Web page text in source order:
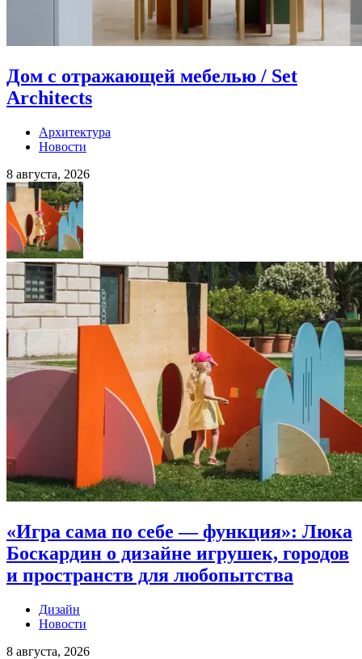
Дом с отражающей мебелью / Set
Architects
Архитектура
Новости
8 августа, 2026
«Игра сама по себе — функция»: Люка
Боскардин о дизайне игрушек, городов
и пространств для любопытства
Дизайн
Новости
8 августа, 2026